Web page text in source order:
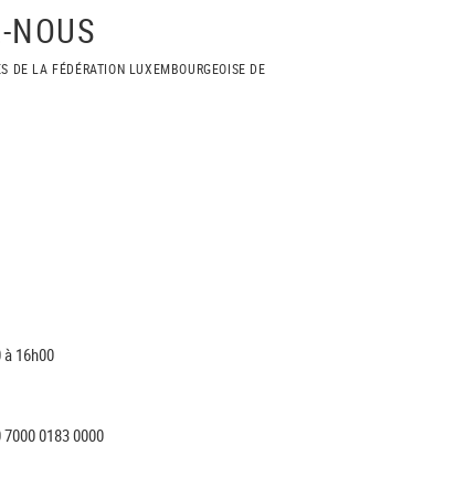
NOUS
DE LA FÉDÉRATION LUXEMBOURGEOISE DE
à 16h00
0183 0000